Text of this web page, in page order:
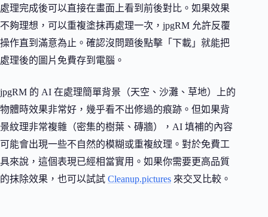
處理完成後可以直接在畫面上看到前後對比。如果效果
不夠理想，可以重複塗抹再處理一次，jpgRM 允許反覆
操作直到滿意為止。確認沒問題後點擊「下載」就能把
處理後的圖片免費存到電腦。
jpgRM 的 AI 在處理簡單背景（天空、沙灘、草地）上的
物體時效果非常好，幾乎看不出修過的痕跡。但如果背
景紋理非常複雜（密集的樹葉、磚牆），AI 填補的內容
可能會出現一些不自然的模糊或重複紋理。對於免費工
具來說，這個表現已經相當實用。如果你需要更高品質
的抹除效果，也可以試試 Cleanup.pictures 來交叉比較。